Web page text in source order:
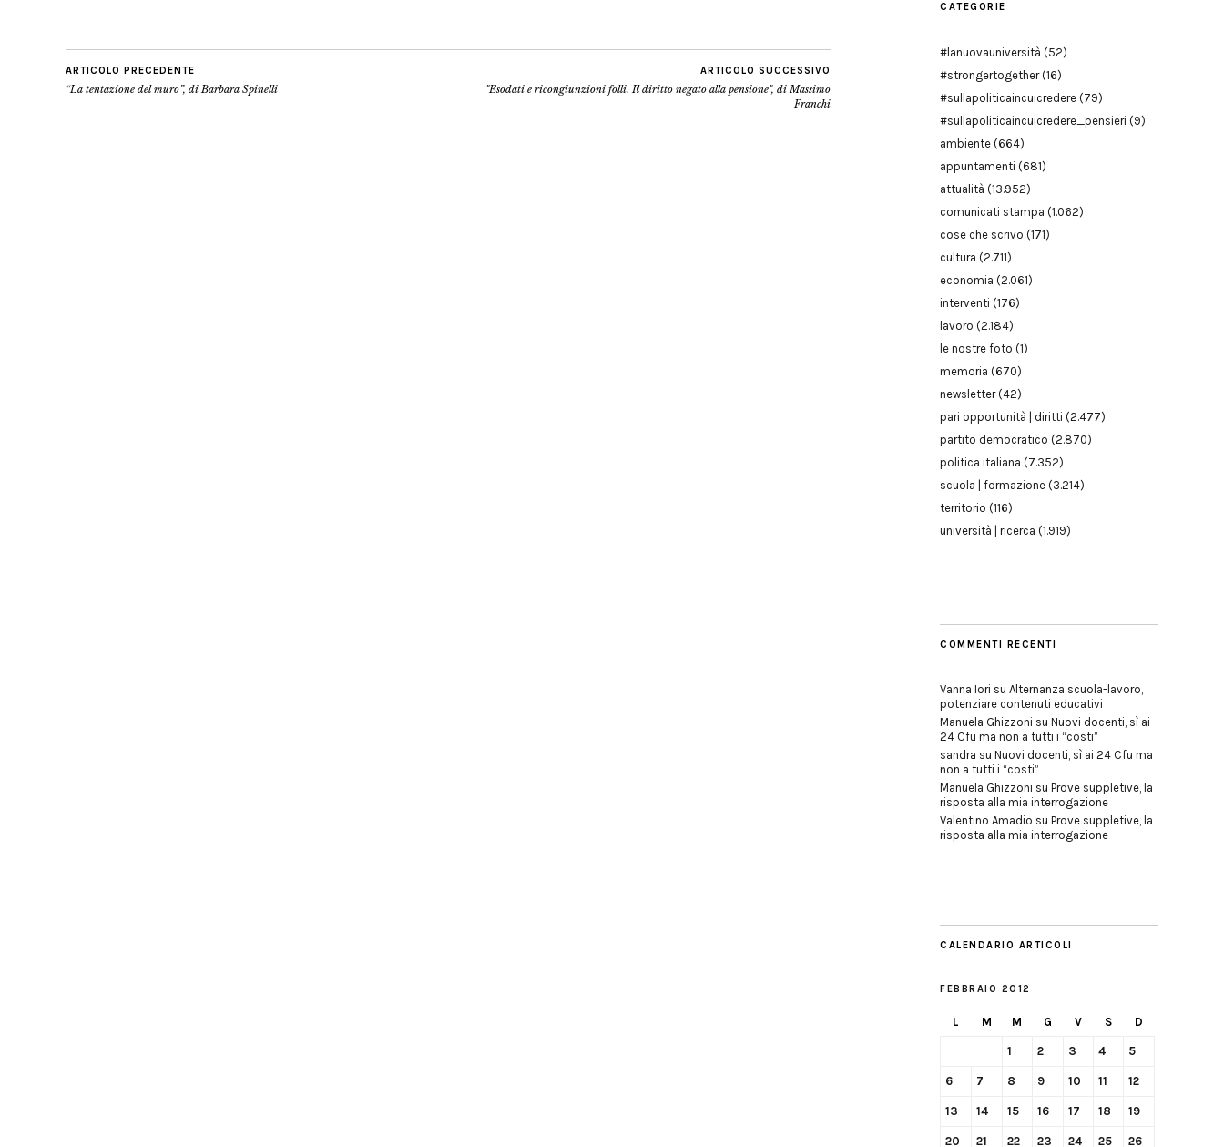
ARTICOLO PRECEDENTE
“La tentazione del muro”, di Barbara Spinelli
ARTICOLO SUCCESSIVO
"Esodati e ricongiunzioni folli. Il diritto negato alla pensione", di Massimo
Franchi
CATEGORIE
#lanuovauniversità (52)
#strongertogether(16)
#sullapoliticaincuicredere (79)
#sullapoliticaincuicredere_pensieri (9)
ambiente (664)
appuntamenti (681)
attualità (13.952)
comunicati stampa (1.062)
cose che scrivo (171)
cultura (2.711)
economia (2.061)
interventi (176)
lavoro (2.184)
le nostre foto (1)
memoria (670)
newsletter(42)
pari opportunità | diritti (2.477)
partito democratico (2.870)
politica italiana (7.352)
scuola | formazione (3.214)
territorio (116)
università | ricerca (1.919)
COMMENTI RECENTI
Vanna Iori su Alternanza scuola-lavoro,
potenziare contenuti educativi
Manuela Ghizzoni su Nuovi docenti, sì ai
24 Cfu ma non a tutti i “costi”
sandra su Nuovi docenti, sì ai 24 Cfu ma
non a tutti i “costi”
Manuela Ghizzoni su Prove suppletive, la
risposta alla mia interrogazione
Valentino Amadio su Prove suppletive, la
risposta alla mia interrogazione
CALENDARIO ARTICOLI
FEBBRAIO 2012
L M M G V S D
1 2 3 4 5
6 7 8 9 10 11 12
13 14 15 16 17 18 19
20 21 22 23 24 25 26